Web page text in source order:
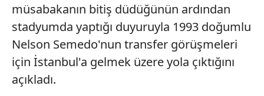
müsabakanın bitiş düdüğünün ardından
stadyumda yaptığı duyuruyla 1993 doğumlu
Nelson Semedo'nun transfer görüşmeleri
için İstanbul'a gelmek üzere yola çıktığını
açıkladı.